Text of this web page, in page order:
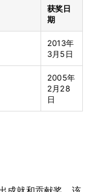
获奖日
期
2013年
3月5日
2005年
2月28
日